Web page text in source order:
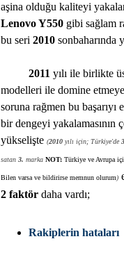
aşina olduğu kaliteyi
Lenovo Y550 gibi sağlam
bu seri 2010 sonbaharında
2011 yılı ile birlikte
modelleri ile domine
soruna rağmen bu
bir dengeyi
yükselişte (2010 yılı için; Türkiye'de
satan 3. marka NOT: Türkiye ve Avrupa
Bilen varsa ve bildirirse memnun olurum)
2 faktör daha vardı;
Rakiplerin hataları